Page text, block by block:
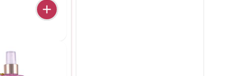
delete
remove
add